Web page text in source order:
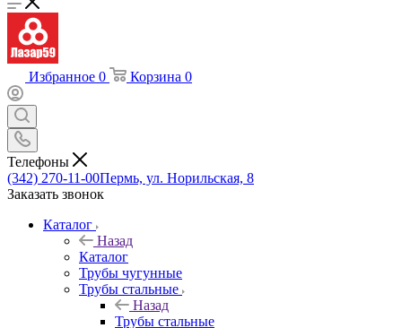
Избранное 0 Корзина 0
Телефоны
(342) 270-11-00Пермь, ул. Норильская, 8
Заказать звонок
Каталог
Назад
Каталог
Трубы чугунные
Трубы стальные
Назад
Трубы стальные